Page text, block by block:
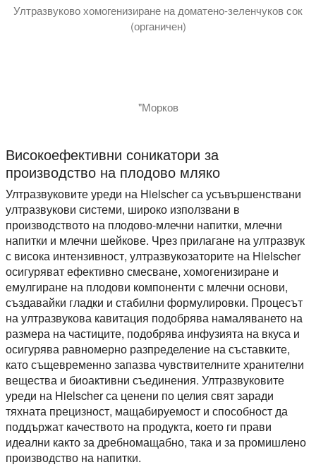
Ултразвуково хомогенизиране на доматено-зеленчуков сок
(органичен)
"Морков
Високоефективни соникатори за
производство на плодово мляко
Ултразвуковите уреди на Hielscher са усъвършенствани
ултразвукови системи, широко използвани в
производството на плодово-млечни напитки, млечни
напитки и млечни шейкове. Чрез прилагане на ултразвук
с висока интензивност, ултразвукозаторите на Hielscher
осигуряват ефективно смесване, хомогенизиране и
емулгиране на плодови компоненти с млечни основи,
създавайки гладки и стабилни формулировки. Процесът
на ултразвукова кавитация подобрява намаляването на
размера на частиците, подобрява инфузията на вкуса и
осигурява равномерно разпределение на съставките,
като същевременно запазва чувствителните хранителни
вещества и биоактивни съединения. Ултразвуковите
уреди на Hielscher са ценени по целия свят заради
тяхната прецизност, мащабируемост и способност да
поддържат качеството на продукта, което ги прави
идеални както за дребномащабно, така и за промишлено
производство на напитки.